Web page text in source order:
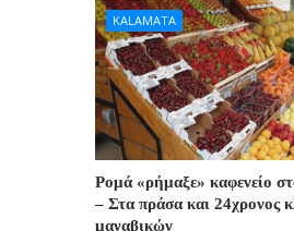
KALAMATA
Ρομά «ρήμαξε» καφενείο
– Στα πράσα και 24χρονος
μαναβικών